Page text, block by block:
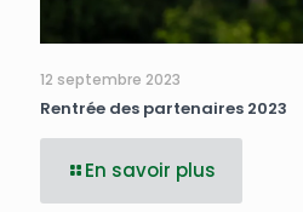
12 septembre 2023
Rentrée des partenaires 2023
En savoir plus